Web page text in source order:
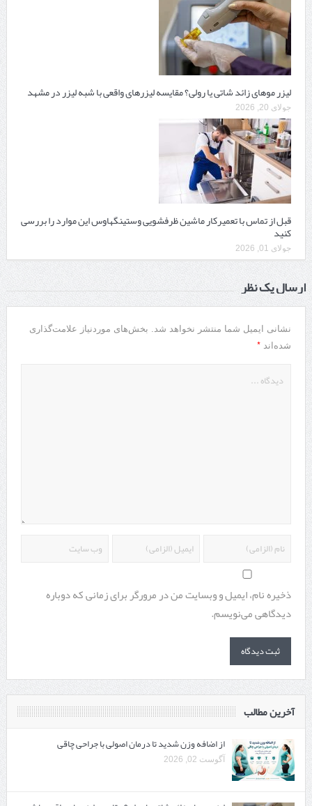
لیزر موهای زائد شاتی یا رولی؟ مقایسه لیزرهای واقعی با شبه‌ لیزر در مشهد
جولای 20, 2026
قبل از تماس با تعمیرکار ماشین ظرفشویی وستینگهاوس این موارد را بررسی
کنید
جولای 01, 2026
ارسال یک نظر
نشانی ایمیل شما منتشر نخواهد شد.
بخش‌های موردنیاز علامت‌گذاری
شده‌اند *
ذخیره نام، ایمیل و وبسایت من در مرورگر برای زمانی که دوباره
دیدگاهی می‌نویسم.
آخرین مطالب
از اضافه وزن شدید تا درمان اصولی با جراحی چاقی
آگوست 02, 2026